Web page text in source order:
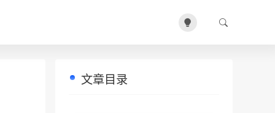
文章目录